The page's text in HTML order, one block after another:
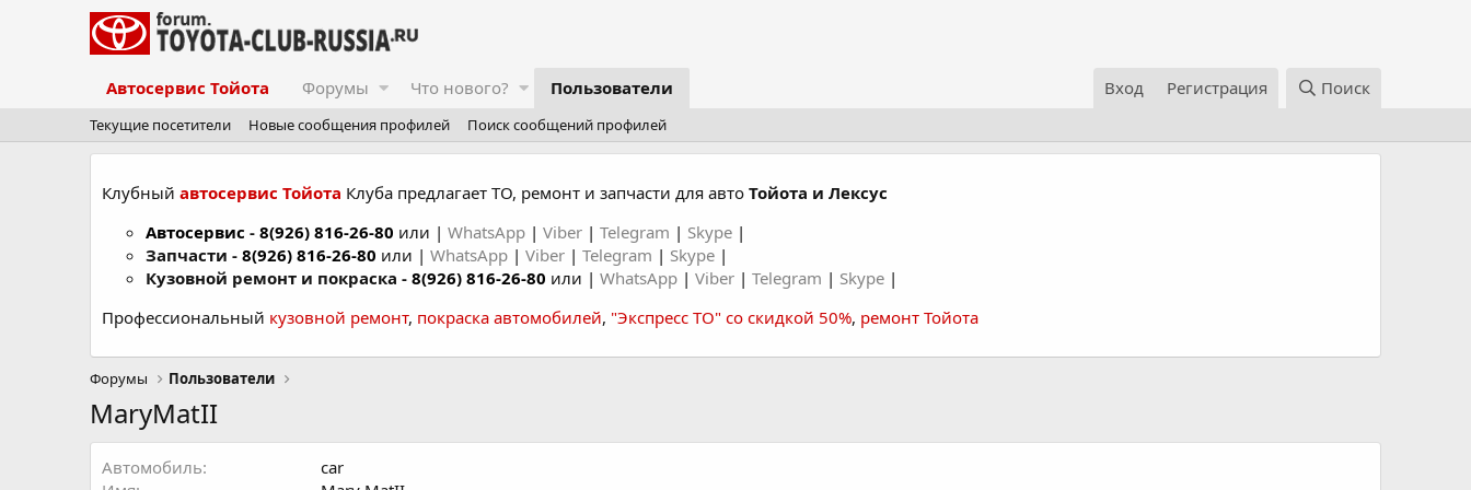
Автосервис Тойота Форумы Что нового? Пользователи Вход Регистрация Поиск
Текущие посетители Новые сообщения профилей Поиск сообщений профилей
Клубный автосервис Тойота Клуба предлагает ТО, ремонт и запчасти для авто Тойота и Лексус
Автосервис - 8(926) 816-26-80 или | WhatsApp | Viber | Telegram | Skype |
Запчасти - 8(926) 816-26-80 или | WhatsApp | Viber | Telegram | Skype |
Кузовной ремонт и покраска - 8(926) 816-26-80 или | WhatsApp | Viber | Telegram | Skype |
Профессиональный кузовной ремонт, покраска автомобилей, "Экспресс ТО" со скидкой 50%, ремонт Тойота
Форумы Пользователи
MaryMatII
Автомобиль
car